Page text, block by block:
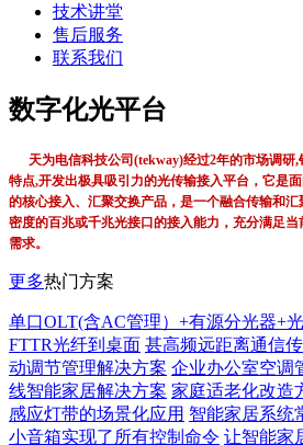
技术讲堂
售后服务
联系我们
数字化光平台
天为电信科技公司(tekway)经过2年的市场调研
特点,开发出极具吸引力的光传输接入平台，它是
的核心接入、汇聚交换产品，是一个融合传输和
密度的百兆或千兆光接口的接入能力，充分满足
需求。
更多热门方案
单口OLT(含AC管理）+有源分光器+
FTTR光纤到桌面 甚高频远距离通信
动调节管理解决方案 企业办公室空调
线智能家居解决方案 家庭适老化改造
感应灯带的场景化应用 智能家居系统
小音箱实现了所有控制命令 让智能家